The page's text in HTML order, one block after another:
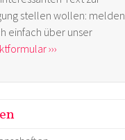
stellen wollen: melden
einfach über unser
›››